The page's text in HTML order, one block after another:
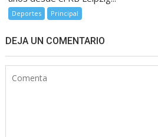
Deportes Principal
DEJA UN COMENTARIO